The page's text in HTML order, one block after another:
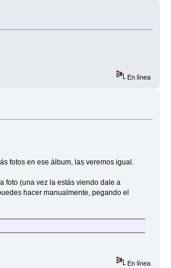
En línea
fotos en ese álbum, las veremos igual.
foto (una vez la estás viendo dale a
hacer manualmente, pegando el
En línea